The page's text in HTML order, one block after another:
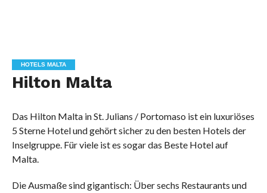
HOTELS MALTA
Hilton Malta
Das Hilton Malta in St. Julians / Portomaso ist ein luxuriöses
5 Sterne Hotel und gehört sicher zu den besten Hotels der
Inselgruppe. Für viele ist es sogar das Beste Hotel auf
Malta.
Die Ausmaße sind gigantisch: Über sechs Restaurants und